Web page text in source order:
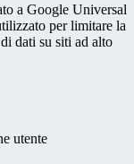
a Google Universal
per limitare la
dati su siti ad alto
utente